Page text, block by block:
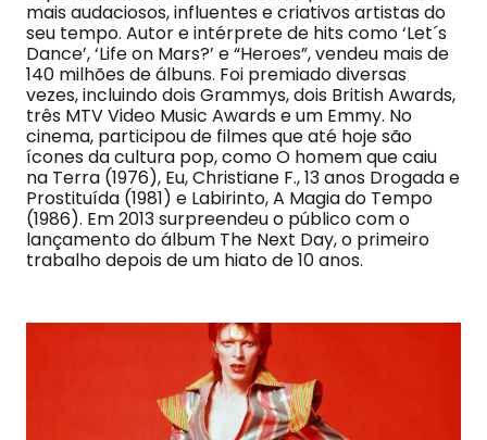
mais audaciosos, influentes e criativos artistas do
seu tempo. Autor e intérprete de hits como ‘Let´s
Dance’, ‘Life on Mars?’ e “Heroes”, vendeu mais de
140 milhões de álbuns. Foi premiado diversas
vezes, incluindo dois Grammys, dois British Awards,
três MTV Video Music Awards e um Emmy. No
cinema, participou de filmes que até hoje são
ícones da cultura pop, como O homem que caiu
na Terra (1976), Eu, Christiane F., 13 anos Drogada e
Prostituída (1981) e Labirinto, A Magia do Tempo
(1986). Em 2013 surpreendeu o público com o
lançamento do álbum The Next Day, o primeiro
trabalho depois de um hiato de 10 anos.